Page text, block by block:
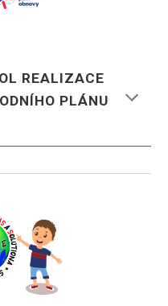
REALIZACE
PLÁNU